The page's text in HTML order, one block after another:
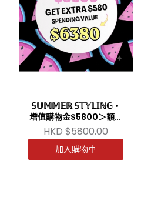
𝕊𝕌𝕄𝕄𝔼ℝ 𝕊𝕋𝕐𝕃𝕀ℕ𝔾・
增值購物金$5800＞額外
送多$580
HKD $5800.00
加入購物車